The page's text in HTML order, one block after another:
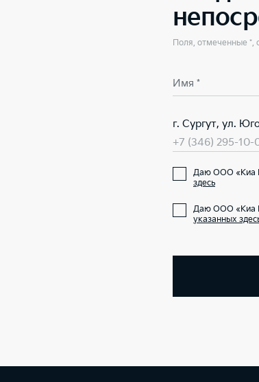
Поля, отмеченные *,
Имя *
г. Сургут, ул.
+7 (346) 295-10-
Даю ООО «Киа
здесь
Даю ООО «Киа
указанных